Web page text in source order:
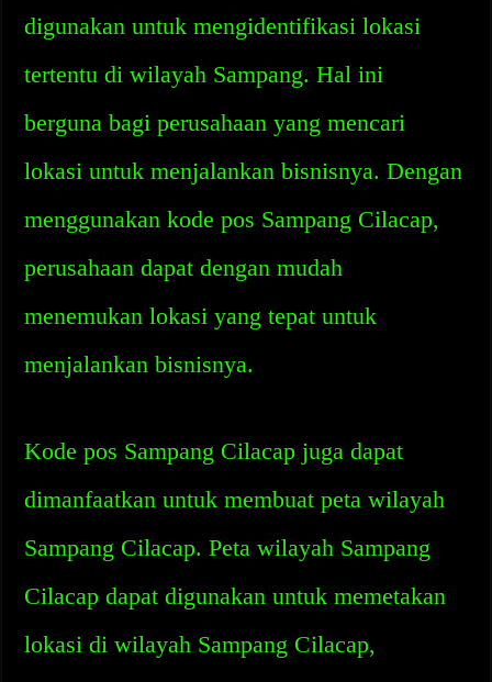
digunakan untuk mengidentifikasi lokasi
tertentu di wilayah Sampang. Hal ini
berguna bagi perusahaan yang mencari
lokasi untuk menjalankan bisnisnya. Dengan
menggunakan kode pos Sampang Cilacap,
perusahaan dapat dengan mudah
menemukan lokasi yang tepat untuk
menjalankan bisnisnya.
Kode pos Sampang Cilacap juga dapat
dimanfaatkan untuk membuat peta wilayah
Sampang Cilacap. Peta wilayah Sampang
Cilacap dapat digunakan untuk memetakan
lokasi di wilayah Sampang Cilacap,